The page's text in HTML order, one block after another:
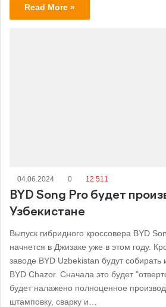
Read More »
04.06.2024 0 12 511
BYD Song Pro будет
Узбекистане
Выпуск гибридного кроссовера BYD
начнется в Джизаке уже в этом году.
заводе BYD Uzbekistan будут собирать
BYD Chazor. Сначала это будет
будет налажено полноценное
штамповку, сварку и…